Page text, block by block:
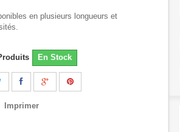
en plusieurs longueurs et
En Stock
Imprimer